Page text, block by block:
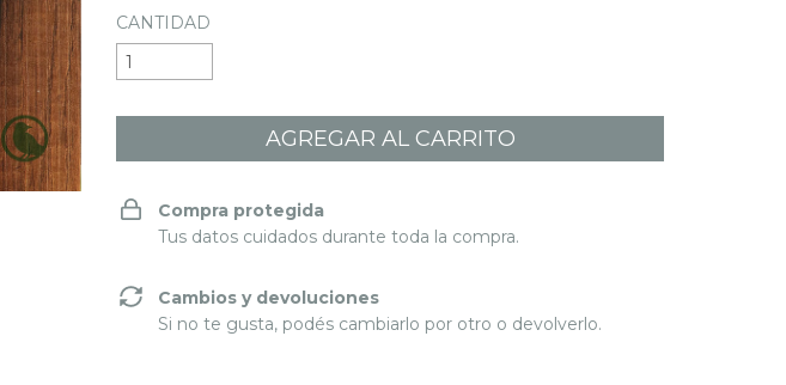
CANTIDAD
Compra protegida
Tus datos cuidados durante toda la compra.
Cambios y devoluciones
Si no te gusta, podés cambiarlo por otro o devolverlo.